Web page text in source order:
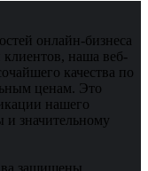
онлайн-бизнеса
наша веб-
качества по
ценам. Это
нашего
и значительному